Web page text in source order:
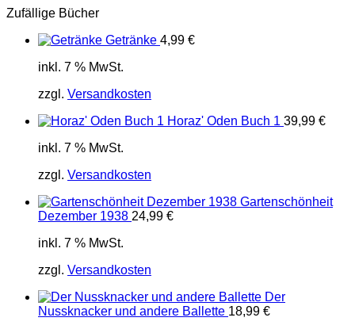
Zufällige Bücher
Getränke 4,99 €
inkl. 7 % MwSt.
zzgl. Versandkosten
Horaz' Oden Buch 1 39,99 €
inkl. 7 % MwSt.
zzgl. Versandkosten
Gartenschönheit
Dezember 1938 24,99 €
inkl. 7 % MwSt.
zzgl. Versandkosten
Der
Nussknacker und andere Ballette 18,99 €